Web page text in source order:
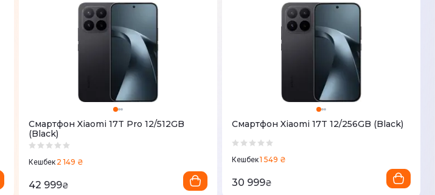
Смартфон Xiaomi 17T Pro 12/512GB
(Black)
Кешбек 2 149 ₴
42 999₴
Смартфон Xiaomi 17T 12/256GB (Black)
Кешбек1 549 ₴
30 999₴